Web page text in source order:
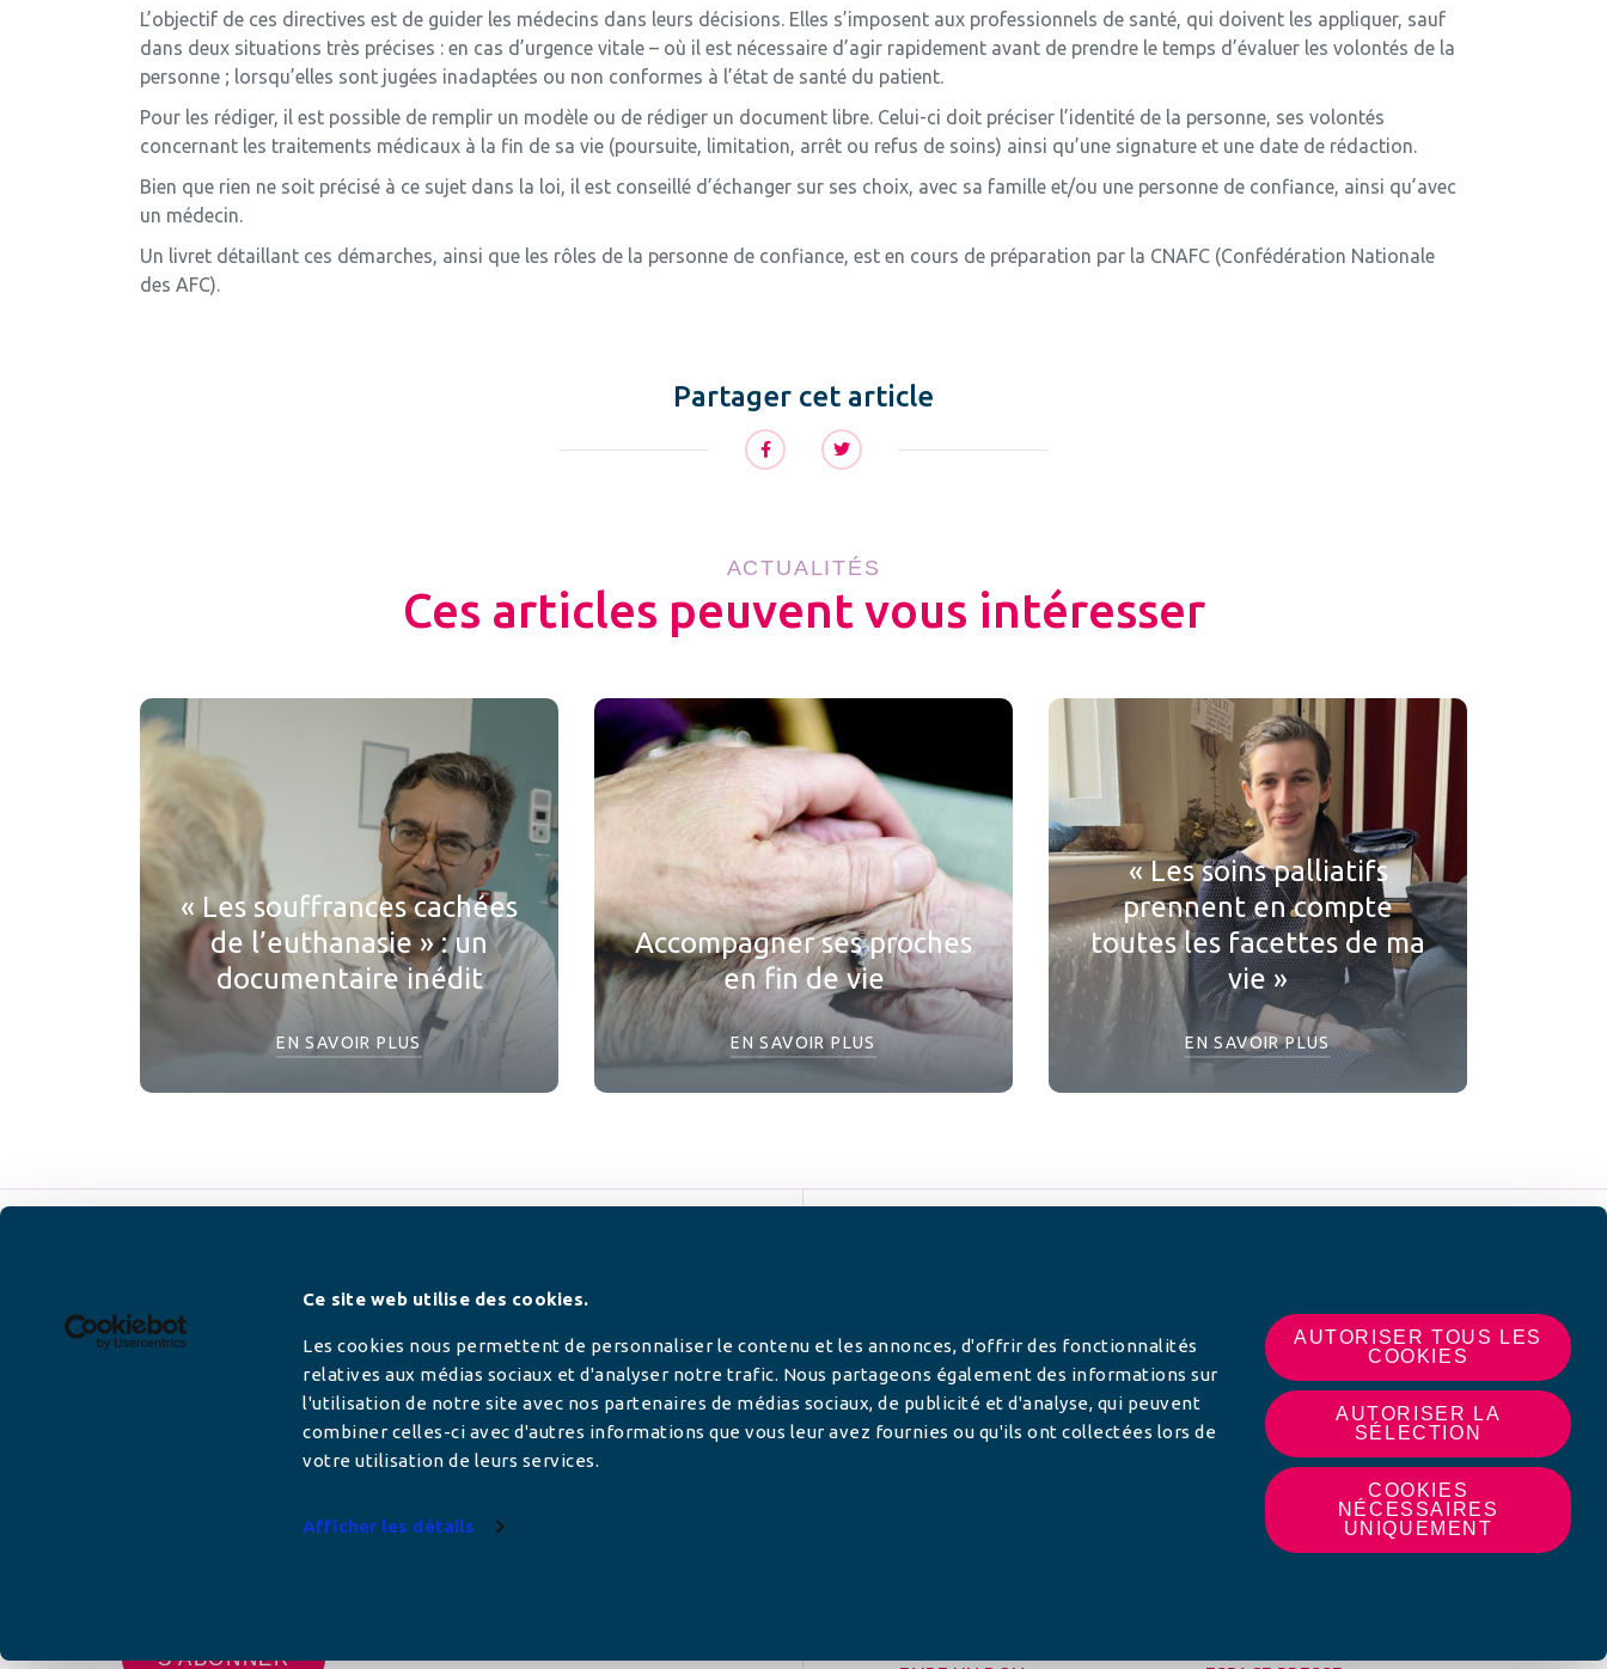
Ce site web utilise des cookies.
Les cookies nous permettent de personnaliser le contenu et les annonces, d'offrir des fonctionnalités
relatives aux médias sociaux et d'analyser notre trafic. Nous partageons également des informations sur
l'utilisation de notre site avec nos partenaires de médias sociaux, de publicité et d'analyse, qui peuvent
combiner celles-ci avec d'autres informations que vous leur avez fournies ou qu'ils ont collectées lors de
votre utilisation de leurs services.
Afficher les détails
AUTORISER TOUS LES
COOKIES
AUTORISER LA
SÉLECTION
COOKIES
NÉCESSAIRES
UNIQUEMENT
L’objectif de ces directives est de guider les médecins dans leurs décisions. Elles s’imposent aux professionnels de santé, qui doivent les appliquer, sauf
dans deux situations très précises : en cas d’urgence vitale – où il est nécessaire d’agir rapidement avant de prendre le temps d’évaluer les volontés de la
personne ; lorsqu’elles sont jugées inadaptées ou non conformes à l’état de santé du patient.
Pour les rédiger, il est possible de remplir un modèle ou de rédiger un document libre. Celui-ci doit préciser l’identité de la personne, ses volontés
concernant les traitements médicaux à la fin de sa vie (poursuite, limitation, arrêt ou refus de soins) ainsi qu’une signature et une date de rédaction.
Bien que rien ne soit précisé à ce sujet dans la loi, il est conseillé d’échanger sur ses choix, avec sa famille et/ou une personne de confiance, ainsi qu’avec
un médecin.
Un livret détaillant ces démarches, ainsi que les rôles de la personne de confiance, est en cours de préparation par la CNAFC (Confédération Nationale
des AFC).
Partager cet article
ACTUALITÉS
Ces articles peuvent vous intéresser
« Les souffrances cachées
de l’euthanasie » : un
documentaire inédit
EN SAVOIR PLUS
Accompagner ses proches
en fin de vie
EN SAVOIR PLUS
« Les soins palliatifs
prennent en compte
toutes les facettes de ma
vie »
EN SAVOIR PLUS
Newsletter